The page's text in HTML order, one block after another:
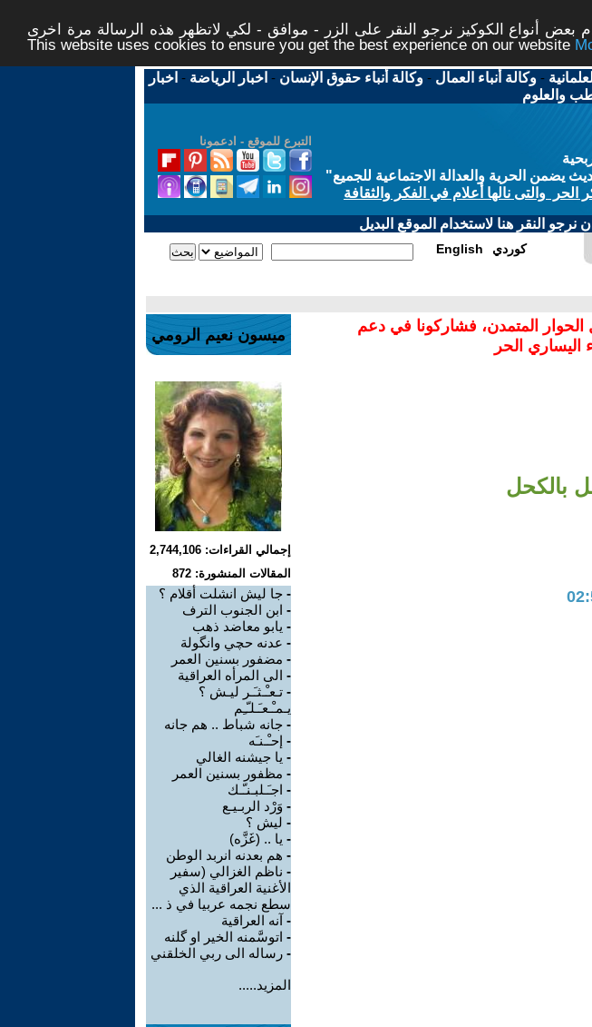
أنواع الكوكيز نرجو النقر على الزر - موافق - لكي لاتظهر هذه الرسالة مرة اخرى -
This website uses cookies to ensure you get the best experience on our website
-وكالة أنباء العمال -وكالة أنباء حقوق الإنسان - اخبار الرياضة - اخبار
والعلوم
التبرع للموقع - ادعمونا
الحرية والعدالة الاجتماعية للجميع"
والتى نالها أعلام في الفكر والثقافة
النقر هنا لاستخدام الموقع البديل
English كوردي
الحوار المتمدن، فشاركونا في دعم
اليساري الحر
بالكحل
ميسون نعيم الرومي
إجمالي القراءات: 2,744,106
المقالات المنشورة: 872
- جا ليش انشلت أقلام ؟
- ابن الجنوب الترف
- يابو معاضد ذهب
- عدنه حچي وانگولة
- مضفور بسنين العمر
- الى المرأه العراقية
- تـعـْـثـَـر ليـش ؟
يـمـْـعـَـلـّـِم
- جانه شباط .. هم جانه
- إحـْـنـَه
- يا جيشنه الغالي
- مظفور بسنين العمر
- اجـَـلبـنـّـك
- وَرْد الربـيـع
- ليش ؟
- يا .. (غَزَّه)
- هم بعدنه انربد الوطن
- ناظم الغزالي (سفير
الأغنية العراقية الذي
سطع نجمه عربيا في ذ ...
- آنه العراقية
- اتوسَّمنه الخير او گلنه
- رساله الى ربي الخلقني
المزيد.....